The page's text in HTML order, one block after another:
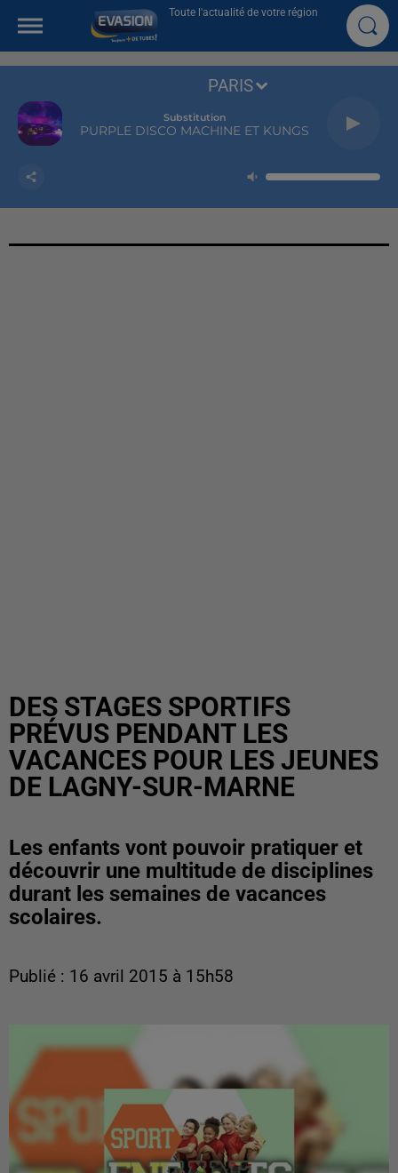
Toute l'actualité de votre région
Substitution
PURPLE DISCO MACHINE ET KUNGS
PARIS
DES STAGES SPORTIFS
PRÉVUS PENDANT LES
VACANCES POUR LES JEUNES
DE LAGNY-SUR-MARNE
Les enfants vont pouvoir pratiquer et
découvrir une multitude de disciplines
durant les semaines de vacances
scolaires.
Publié : 16 avril 2015 à 15h58